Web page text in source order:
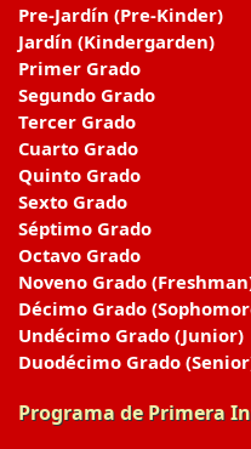
Pre-Jardín (Pre-Kinder)
Jardín (Kindergarden)
Primer Grado
Segundo Grado
Tercer Grado
Cuarto Grado
Quinto Grado
Sexto Grado
Séptimo Grado
Octavo Grado
Noveno Grado
Décimo Grado
Undécimo Grado (Junior)
Duodécimo Grado
Programa de Primera